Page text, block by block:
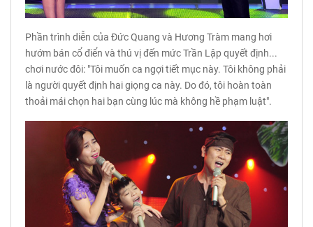
Phần trình diễn của Đức Quang và Hương Tràm mang hơi
hướm bán cổ điển và thú vị đến mức Trần Lập quyết định...
chơi nước đôi: "Tôi muốn ca ngợi tiết mục này. Tôi không phải
là người quyết định hai giọng ca này. Do đó, tôi hoàn toàn
thoải mái chọn hai bạn cùng lúc mà không hề phạm luật".